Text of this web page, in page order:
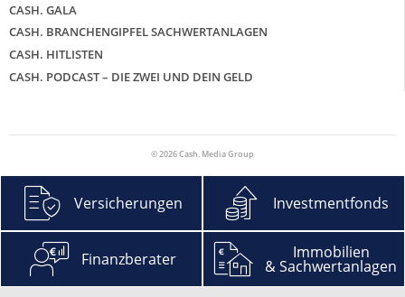
CASH. GALA
CASH. BRANCHENGIPFEL SACHWERTANLAGEN
CASH. HITLISTEN
CASH. PODCAST – DIE ZWEI UND DEIN GELD
© 2026 Cash. Media Group
Versicherungen Investmentfonds
Finanzberater Immobilien
& Sachwertanlagen